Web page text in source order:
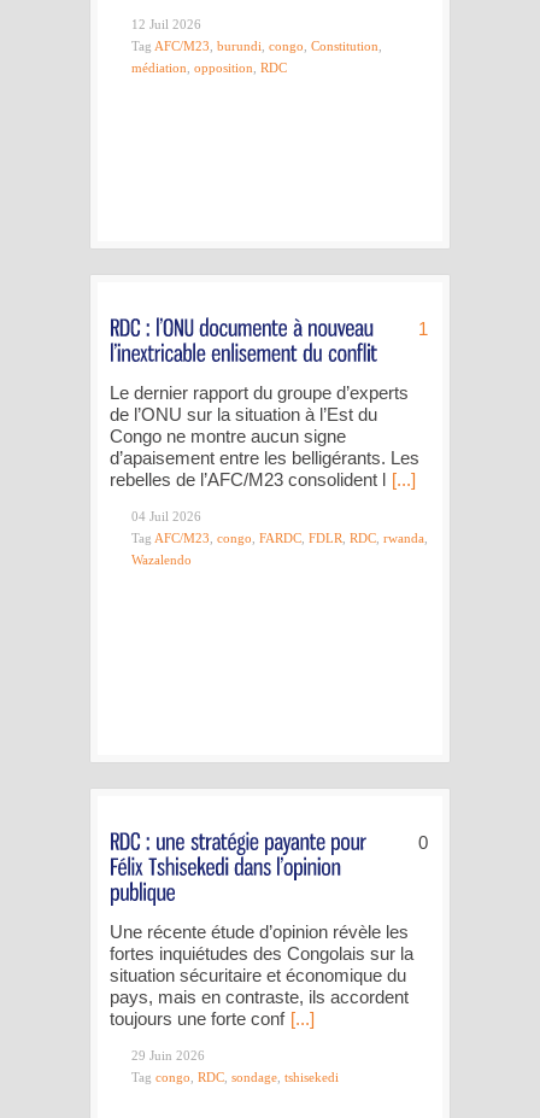
12 Juil 2026
Tag AFC/M23 burundi congo Constitution
médiation opposition RDC
1
Le dernier rapport du groupe d’experts
de l’ONU sur la situation à l’Est du
Congo ne montre aucun signe
d’apaisement entre les belligérants. Les
rebelles de l’AFC/M23 consolident l [...]
04 Juil 2026
Tag AFC/M23 congo FARDC FDLR RDC rwanda
Wazalendo
0
Une récente étude d’opinion révèle les
fortes inquiétudes des Congolais sur la
situation sécuritaire et économique du
pays, mais en contraste, ils accordent
toujours une forte conf [...]
29 Juin 2026
Tag congo, RDC, sondage, tshisekedi